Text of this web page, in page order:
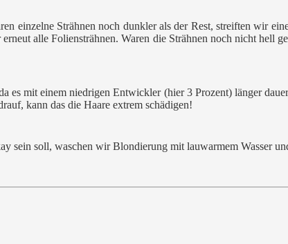
einzelne Strähnen noch dunkler als der Rest, streiften wir
alle Foliensträhnen. Waren die Strähnen noch nicht hell
es mit einem niedrigen Entwickler (hier 3 Prozent) länger
kann das die Haare extrem schädigen!
sein soll, waschen wir Blondierung mit lauwarmem Wasser